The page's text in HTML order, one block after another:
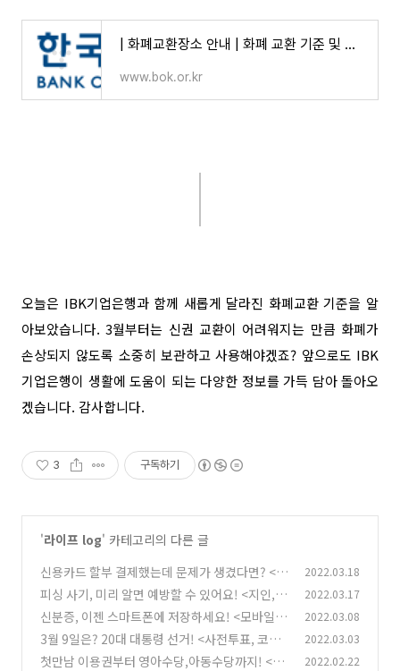
| 화폐교환장소 안내 | 화폐 교환 기준 및 방법 | 화폐교환 기준 및 신청 | 화폐 | 한국은행 홈페
www.bok.or.kr
오늘은 IBK기업은행과 함께 새롭게 달라진 화폐교환 기준을 알
아보았습니다. 3월부터는 신권 교환이 어려워지는 만큼 화폐가
손상되지 않도록 소중히 보관하고 사용해야겠죠? 앞으로도 IBK
기업은행이 생활에 도움이 되는 다양한 정보를 가득 담아 돌아오
겠습니다. 감사합니다.
3 구독하기
'라이프 log' 카테고리의 다른 글
신용카드 할부 결제했는데 문제가 생겼다면? <할
부철회권, 항변권 행사> 할 수 있어요. (0)
2022.03.18
피싱 사기, 미리 알면 예방할 수 있어요! <지인,
기관 사칭 보이스피싱> 피해 예방 방법
(0)
2022.03.17
신분증, 이젠 스마트폰에 저장하세요! <모바일
운전면허증 발급 방법> 알아보기
(1)
2022.03.08
3월 9일은? 20대 대통령 선거! <사전투표, 코로
나19 확진자 투표 방법> 한눈에 보기 (0)
2022.03.03
첫만남 이용권부터 영아수당,아동수당까지! <20
2022.02.22